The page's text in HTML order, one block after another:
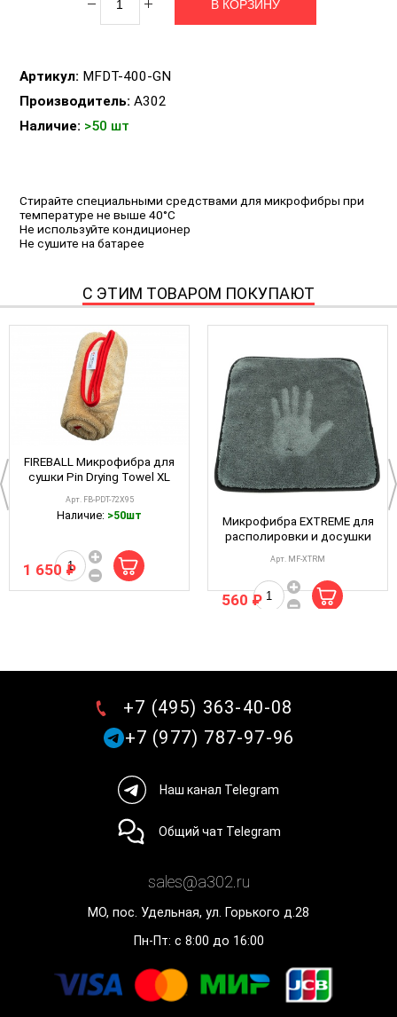
Артикул: MFDT-400-GN
Производитель:A302
Наличие: >50 шт
Стирайте специальными средствами для микрофибры при
температуре не выше 40°C
Не используйте кондиционер
Не сушите на батарее
С ЭТИМ ТОВАРОМ ПОКУПАЮТ
FIREBALL Микрофибра для
сушки Pin Drying Towel XL
Арт. FB-PDT-72X95
Наличие: >50шт
1 650 ₽
Микрофибра EXTREME для
располировки и досушки
двухсторонняя серая
А302 POLISHING CLOTH
Арт. MF-XTRM
560 ₽
МО, пос. Удельная, ул. Горького д.28
Пн-Пт: с 8:00 до 16:00
+7 (495) 363-40-08
+7 (977) 787-97-96
Наш канал Telegram
Общий чат Telegram
sales@a302.ru